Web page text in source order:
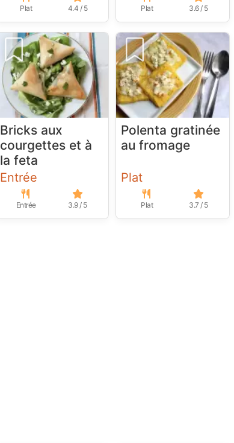
Plat 4.4 / 5 Plat 3.6 / 5
Bricks aux
courgettes et à
la feta
Entrée
Entrée 3.9 / 5
Polenta gratinée
au fromage
Plat
Plat 3.7 / 5